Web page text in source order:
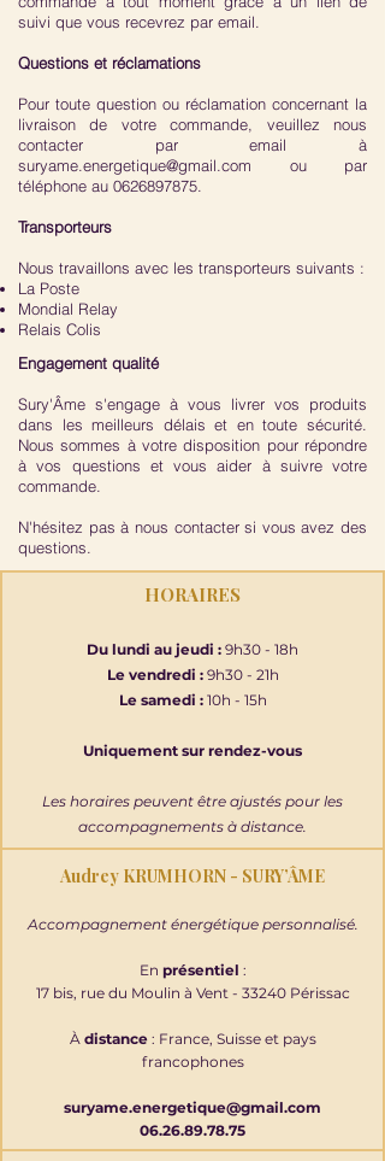
suivi que vous recevrez par email.
Questions et réclamations
Pour toute question ou réclamation concernant la
livraison de votre commande, veuillez nous
contacter par email à
suryame.energetique@gmail.com ou par
téléphone au 0626897875.
Transporteurs
Nous travaillons avec les transporteurs suivants :
La Poste
Mondial Relay
Relais Colis
Engagement qualité
Sury'Âme s'engage à vous livrer vos produits
dans les meilleurs délais et en toute sécurité.
Nous sommes à votre disposition pour répondre
à vos questions et vous aider à suivre votre
commande.
N'hésitez pas à nous contacter si vous avez des
questions.
HORAIRES
Du lundi au jeudi : 9h30 - 18h
Le vendredi : 9h30 - 21h
Le samedi :10h - 15h
Uniquement sur rendez-vous
Les horaires peuvent être ajustés pour les
accompagnements à distance.
Audrey KRUMHORN - SURY’ÂME
Accompagnement énergétique personnalisé.
En présentiel :
17 bis, rue du Moulin à Vent - 33240 Périssac
À distance : France, Suisse et pays
francophones
suryame.energetique@gmail.com
06.26.89.78.75